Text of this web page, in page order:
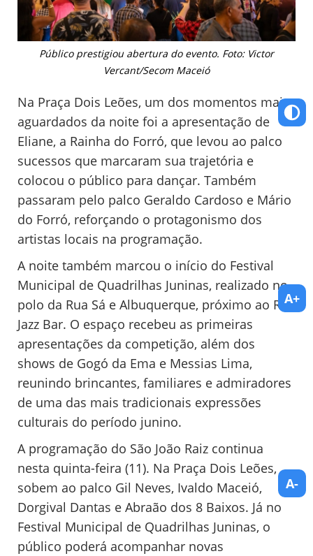
Público prestigiou abertura do evento. Foto: Victor
Vercant/Secom Maceió
Na Praça Dois Leões, um dos momentos mais
aguardados da noite foi a apresentação de
Eliane, a Rainha do Forró, que levou ao palco
sucessos que marcaram sua trajetória e
colocou o público para dançar. Também
passaram pelo palco Geraldo Cardoso e Mário
do Forró, reforçando o protagonismo dos
artistas locais na programação.
A noite também marcou o início do Festival
Municipal de Quadrilhas Juninas, realizado no
polo da Rua Sá e Albuquerque, próximo ao Rex
Jazz Bar. O espaço recebeu as primeiras
apresentações da competição, além dos
shows de Gogó da Ema e Messias Lima,
reunindo brincantes, familiares e admiradores
de uma das mais tradicionais expressões
culturais do período junino.
A programação do São João Raiz continua
nesta quinta-feira (11). Na Praça Dois Leões,
sobem ao palco Gil Neves, Ivaldo Maceió,
Dorgival Dantas e Abraão dos 8 Baixos. Já no
Festival Municipal de Quadrilhas Juninas, o
público poderá acompanhar novas
A+
A-